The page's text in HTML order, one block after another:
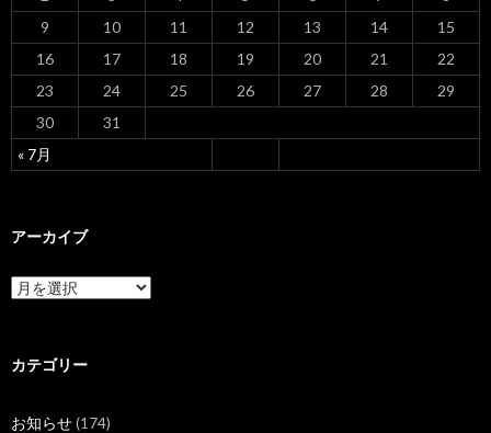
« 7月
9
10 11 12 13 14
15
16
17 18 19 20 21
22
23
24 25 26 27 28
29
30
31
アーカイブ
ア
ー
ブ
カテゴリー
お知らせ(174)